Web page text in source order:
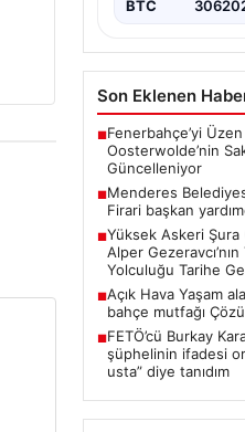
BTC
Son Eklenen
■Fenerbahçe’yi
Oosterwolde’nin
Güncelleniyor
■Menderes
Firari başkan
■Yüksek Askeri Şura
Alper
Yolculuğu Tarihe
■Açık Hava Yaşam
bahçe mutfağı
■FETÖ’cü Burkay
şüphelinin ifadesi
usta” diye tanıdım